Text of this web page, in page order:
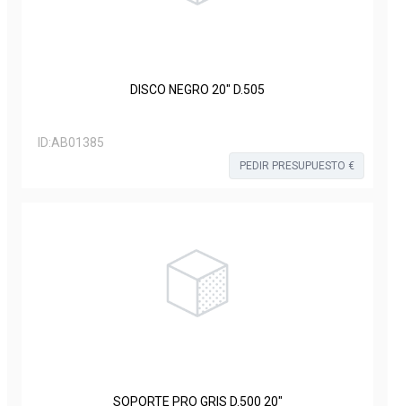
DISCO NEGRO 20" D.505
ID:AB01385
PEDIR PRESUPUESTO €
SOPORTE PRO GRIS D.500 20"